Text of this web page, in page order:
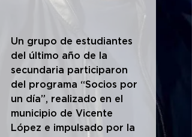
Un grupo de estudiantes
del último año de la
secundaria participaron
del programa “Socios por
un día”, realizado en el
municipio de Vicente
López e impulsado por la